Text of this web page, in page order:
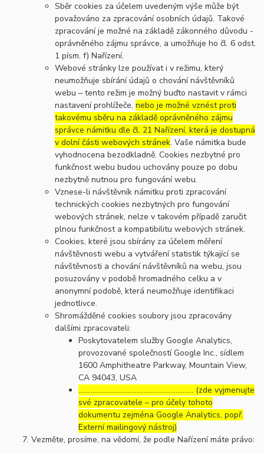
Sběr cookies za účelem uvedeným výše může být
považováno za zpracování osobních údajů. Takové
zpracování je možné na základě zákonného důvodu -
oprávněného zájmu správce, a umožňuje ho čl. 6 odst.
1 písm. f) Nařízení.
Webové stránky lze používat i v režimu, který
neumožňuje sbírání údajů o chování návštěvníků
webu – tento režim je možný buďto nastavit v rámci
nastavení prohlížeče,nebo je možné vznést proti
takovému sběru na základě oprávněného zájmu
správce námitku dle čl. 21 Nařízení, která je dostupná
v dolní části webových stránek. Vaše námitka bude
vyhodnocena bezodkladně. Cookies nezbytné pro
funkčnost webu budou uchovány pouze po dobu
nezbytně nutnou pro fungování webu.
Vznese-li návštěvník námitku proti zpracování
technických cookies nezbytných pro fungování
webových stránek, nelze v takovém případě zaručit
plnou funkčnost a kompatibilitu webových stránek.
Cookies, které jsou sbírány za účelem měření
návštěvnosti webu a vytváření statistik týkající se
návštěvnosti a chování návštěvníků na webu, jsou
posuzovány v podobě hromadného celku a v
anonymní podobě, která neumožňuje identifikaci
jednotlivce.
Shromážděné cookies soubory jsou zpracovány
dalšími zpracovateli:
Poskytovatelem služby Google Analytics,
provozované společností Google Inc., sídlem
1600 Amphitheatre Parkway, Mountain View,
CA 94043, USA
……………………………………………………..… (zde vyjmenujte
své zpracovatele – pro účely tohoto
dokumentu zejména Google Analytics, popř.
Externí mailingový nástroj)
Vezměte, prosíme, na vědomí, že podle Nařízení máte právo: